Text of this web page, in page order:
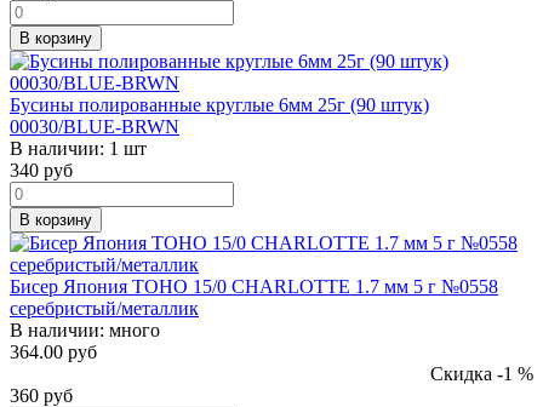
В корзину
Бусины полированные круглые 6мм 25г (90 штук)
00030/BLUE-BRWN
В наличии: 1 шт
340 руб
В корзину
Бисер Япония TOHO 15/0 CHARLOTTE 1.7 мм 5 г №0558
серебристый/металлик
В наличии: много
364.00 руб
Скидка -1 %
360 руб